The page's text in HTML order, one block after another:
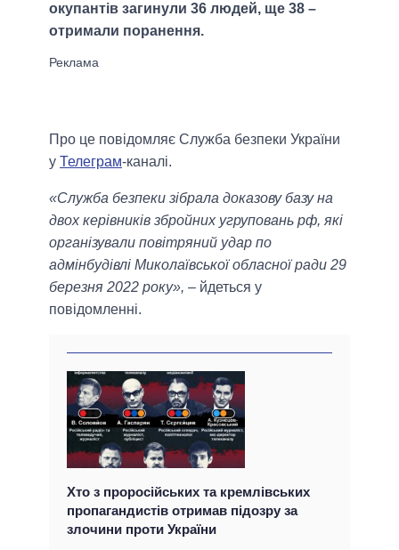
окупантів загинули 36 людей, ще 38 –
отримали поранення.
Про це повідомляє Служба безпеки України
у Телеграм-каналі.
«Служба безпеки зібрала доказову базу на
двох керівників збройних угруповань рф, які
організували повітряний удар по
адмінбудівлі Миколаївської обласної ради 29
березня 2022 року», – йдеться у
повідомленні.
Хто з проросійських та кремлівських
пропагандистів отримав підозру за
злочини проти України